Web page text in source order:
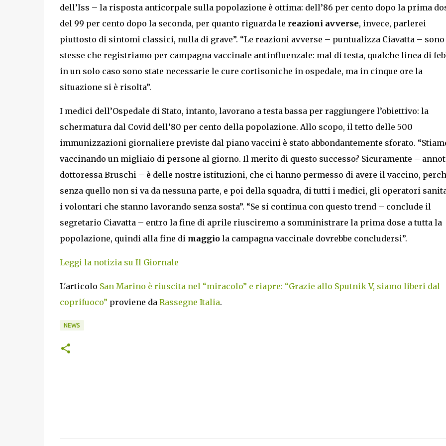
dell’Iss – la risposta anticorpale sulla popolazione è ottima: dell’86 per cento dopo la prima
del 99 per cento dopo la seconda, per quanto riguarda le reazioni avverse, invece, parlerei
piuttosto di sintomi classici, nulla di grave”. “Le reazioni avverse – puntualizza Ciavatta – sono
stesse che registriamo per campagna vaccinale antinfluenzale: mal di testa, qualche linea di
in un solo caso sono state necessarie le cure cortisoniche in ospedale, ma in cinque ore la
situazione si è risolta”.
I medici dell’Ospedale di Stato, intanto, lavorano a testa bassa per raggiungere l’obiettivo: la
schermatura dal Covid dell’80 per cento della popolazione. Allo scopo, il tetto delle 500
immunizzazioni giornaliere previste dal piano vaccini è stato abbondantemente sforato.
vaccinando un migliaio di persone al giorno. Il merito di questo successo? Sicuramente –
dottoressa Bruschi – è delle nostre istituzioni, che ci hanno permesso di avere il vaccino,
senza quello non si va da nessuna parte, e poi della squadra, di tutti i medici, gli operatori
i volontari che stanno lavorando senza sosta”. “Se si continua con questo trend – conclude il
segretario Ciavatta – entro la fine di aprile riusciremo a somministrare la prima dose a tutta la
popolazione, quindi alla fine dimaggiola campagna vaccinale dovrebbe concludersi”.
Leggi la notizia su Il Giornale
L'articolo San Marino è riuscita nel “miracolo” e riapre: “Grazie allo Sputnik V, siamo liberi dal
coprifuoco” proviene da Rassegne Italia.
NEWS